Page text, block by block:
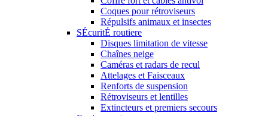
Coques pour rétroviseurs
Répulsifs animaux et insectes
SÉcuritÉ routiere
Disques limitation de vitesse
Chaînes neige
Caméras et radars de recul
Attelages et Faisceaux
Renforts de suspension
Rétroviseurs et lentilles
Extincteurs et premiers secours